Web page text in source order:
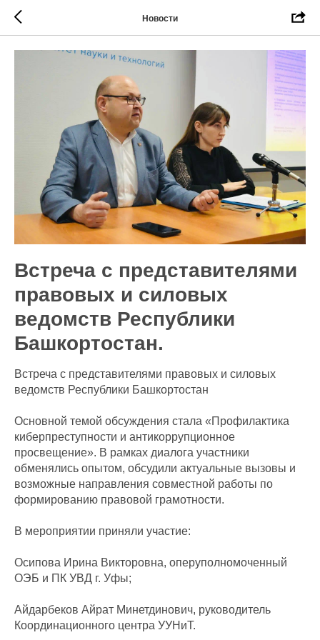
Новости
Встреча с представителями
правовых и силовых
ведомств Республики
Башкортостан.
Встреча с представителями правовых и силовых
ведомств Республики Башкортостан
Основной темой обсуждения стала «Профилактика
киберпреступности и антикоррупционное
просвещение». В рамках диалога участники
обменялись опытом, обсудили актуальные вызовы и
возможные направления совместной работы по
формированию правовой грамотности.
В мероприятии приняли участие:
Осипова Ирина Викторовна, оперуполномоченный
ОЭБ и ПК УВД г. Уфы;
Айдарбеков Айрат Минетдинович, руководитель
Координационного центра УУНиТ.